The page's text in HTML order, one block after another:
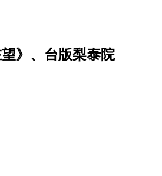
》、台版梨泰院